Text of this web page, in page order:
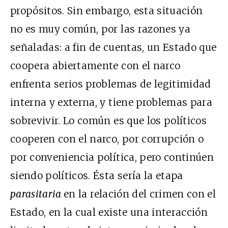
propósitos. Sin embargo, esta situación
no es muy común, por las razones ya
señaladas: a fin de cuentas, un Estado que
coopera abiertamente con el narco
enfrenta serios problemas de legitimidad
interna y externa, y tiene problemas para
sobrevivir. Lo común es que los políticos
cooperen con el narco, por corrupción o
por conveniencia política, pero continúen
siendo políticos. Ésta sería la etapa
parasitaria en la relación del crimen con el
Estado, en la cual existe una interacción